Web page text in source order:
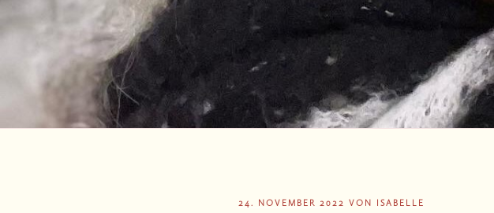
VERÖFFENTLICHT
24. NOVEMBER 2022 VON ISABELLE